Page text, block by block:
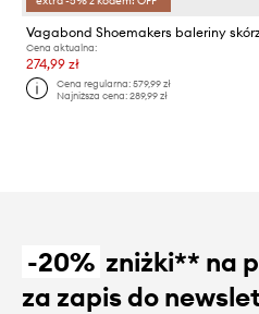
Cena aktualna:
274,99 zł
Cena regularna:579,99 zł
Najniższa cena:289,99 zł
-20% zniżki** na
za zapis do